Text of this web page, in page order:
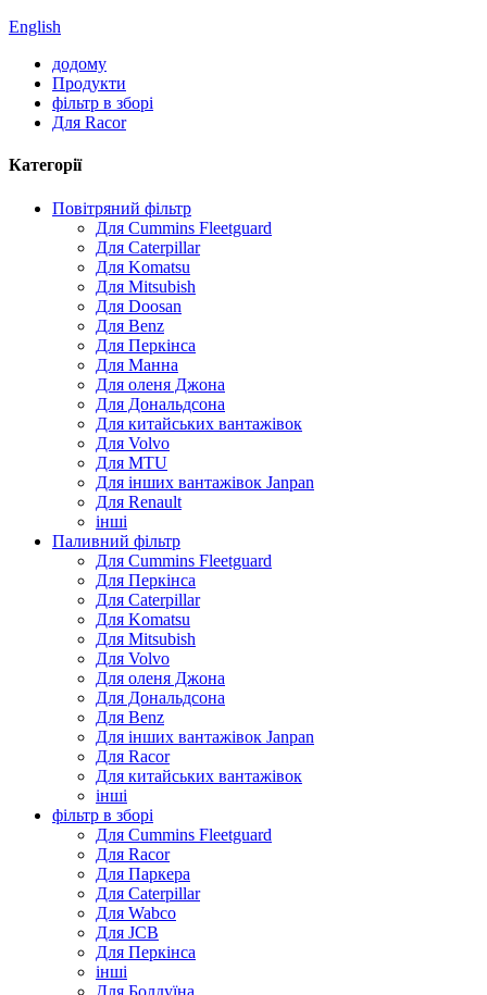
English
додому
Продукти
фільтр в зборі
Для Racor
Категорії
Повітряний фільтр
Для Cummins Fleetguard
Для Caterpillar
Для Komatsu
Для Mitsubish
Для Doosan
Для Benz
Для Перкінса
Для Манна
Для оленя Джона
Для Дональдсона
Для китайських вантажівок
Для Volvo
Для MTU
Для інших вантажівок Janpan
Для Renault
інші
Паливний фільтр
Для Cummins Fleetguard
Для Перкінса
Для Caterpillar
Для Komatsu
Для Mitsubish
Для Volvo
Для оленя Джона
Для Дональдсона
Для Benz
Для інших вантажівок Janpan
Для Racor
Для китайських вантажівок
інші
фільтр в зборі
Для Cummins Fleetguard
Для Racor
Для Паркера
Для Caterpillar
Для Wabco
Для JCB
Для Перкінса
інші
Для Болдуїна